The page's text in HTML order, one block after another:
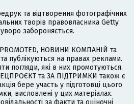
та відтворення фотографічних
творів правовласника Getty
забороняється.
НОВИНИ КОМПАНІЙ та
публікуються на правах реклами.
погляди, які в них промотуються.
та ЗА ПІДТРИМКИ також є
бере участь у підготовці цього
висловлені у цих матеріалах.